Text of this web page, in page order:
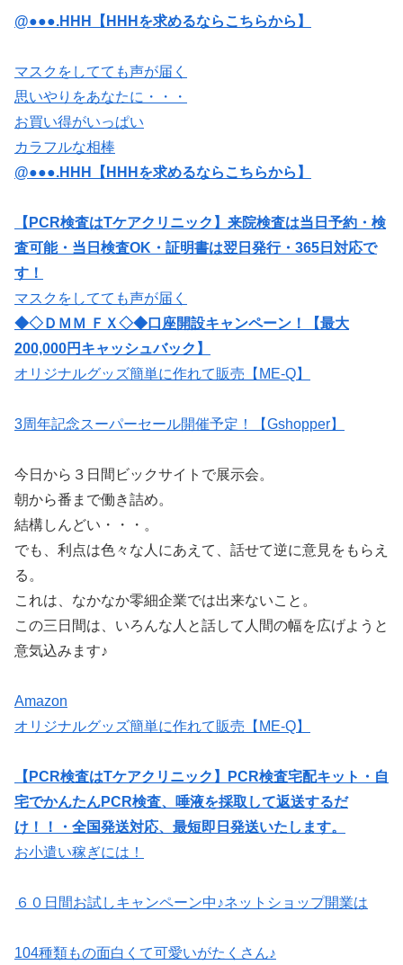
@●●●.HHH【HHHを求めるならこちらから】
マスクをしてても声が届く
思いやりをあなたに・・・
お買い得がいっぱい
カラフルな相棒
@●●●.HHH【HHHを求めるならこちらから】
【PCR検査はTケアクリニック】来院検査は当日予約・検
査可能・当日検査OK・証明書は翌日発行・365日対応で
す！
マスクをしてても声が届く
◆◇ＤＭＭ ＦＸ◇◆口座開設キャンペーン！【最大
200,000円キャッシュバック】
オリジナルグッズ簡単に作れて販売【ME-Q】
3周年記念スーパーセール開催予定！【Gshopper】
今日から３日間ビックサイトで展示会。
朝から番まで働き詰め。
結構しんどい・・・。
でも、利点は色々な人にあえて、話せて逆に意見をもらえ
る。
これは、なかなか零細企業では出来ないこと。
この三日間は、いろんな人と話して人間の幅を広げようと
意気込みます♪
Amazon
オリジナルグッズ簡単に作れて販売【ME-Q】
【PCR検査はTケアクリニック】PCR検査宅配キット・自
宅でかんたんPCR検査、唾液を採取して返送するだ
け！！・全国発送対応、最短即日発送いたします。
お小遣い稼ぎには！
６０日間お試しキャンペーン中♪ネットショップ開業は
104種類もの面白くて可愛いがたくさん♪